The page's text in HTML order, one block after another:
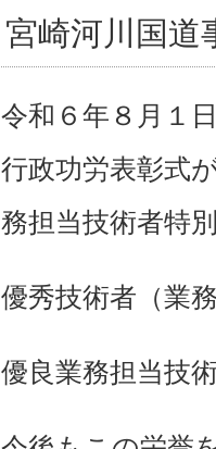
宮崎河川国道
令和６年８月１
行政功労表彰式
務担当技術者特
優秀技術者（業
優良業務担当